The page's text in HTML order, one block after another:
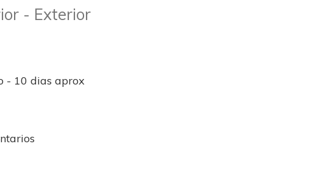
- Exterior
- 10 dias aprox